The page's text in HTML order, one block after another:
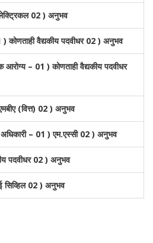
02 ) अनुभव
) कोणताही वैद्यकीय पदवीधर 02 ) अनुभव
आरोग्य – 01 ) कोणताही वैद्यकीय पदवीधर
(वित्त) 02 ) अनुभव
– 01 ) एम.एस्सी 02 ) अनुभव
पदवीधर 02 ) अनुभव
सिव्हिल 02 ) अनुभव